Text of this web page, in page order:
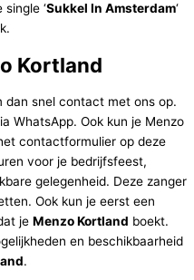
‘Sukkel In Amsterdam‘
Kortland
dan snel contact met ons op.
WhatsApp. Ook kun je Menzo
contactformulier op deze
voor je bedrijfsfeest,
gelegenheid. Deze zanger
Ook kun je eerst een
je Menzo Kortland boekt.
en beschikbaarheid
.